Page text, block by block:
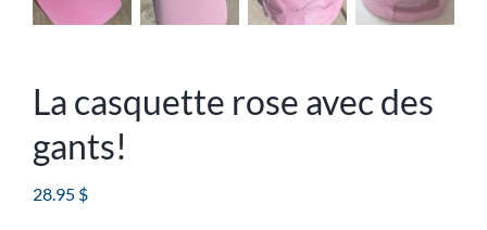
La casquette rose avec des
gants!
28.95 $